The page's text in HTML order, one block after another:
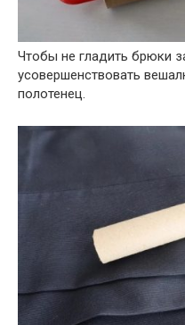
Чтобы не гладить брюки
усовершенствовать
полотенец.